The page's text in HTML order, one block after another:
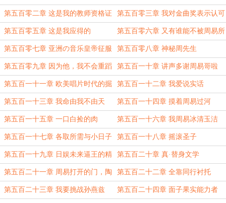
貌了
第五百零二章 这是我的教师资格证 第五百零三章 我对金曲奖表示认可
第五百零五章 这是我应得的 第五百零六章 又有谁能不被周易所
终结呢
第五百零七章 亚洲の音乐皇帝征服
Tokyo
第五百零八章 神秘周先生
第五百零九章 因为他，我不会重蹈
覆辙
第五百一十章 讲声多谢周易哥啦
第五百一十一章 欧美唱片时代的掘
墓人？
第五百一十二章 我爱说实话
第五百一十三章 我命由我不由天 第五百一十四章 摸着周易过河
第五百一十五章 一口白捡的肉 第五百一十六章 我周易冰清玉洁
第五百一十七章 各取所需与小日子
的中二之魂
第五百一十八章 摇滚圣子
第五百一十九章 日娱未来逼王的精
神指引者
第五百二十章 真·替身文学
第五百二十一章 周易打开的门，陶
哲又关上了……
第五百二十二章 全靠同行衬托
第五百二十三章 我要挑战孙燕兹 第五百二十四章 面子果实能力者